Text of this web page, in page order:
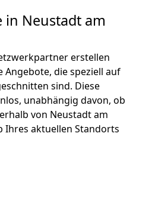
in Neustadt am
erstellen
die speziell auf
sind. Diese
unabhängig davon, ob
von Neustadt am
Ihres aktuellen Standorts